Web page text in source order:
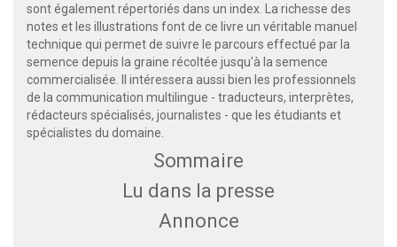
sont également répertoriés dans un index. La richesse des
notes et les illustrations font de ce livre un véritable manuel
technique qui permet de suivre le parcours effectué par la
semence depuis la graine récoltée jusqu'à la semence
commercialisée. Il intéressera aussi bien les professionnels
de la communication multilingue - traducteurs, interprètes,
rédacteurs spécialisés, journalistes - que les étudiants et
spécialistes du domaine.
Sommaire
Lu dans la presse
Annonce